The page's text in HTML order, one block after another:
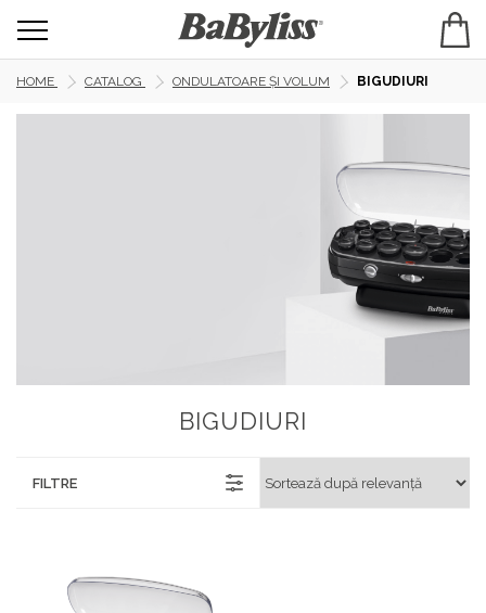
HOME CATALOG ONDULATOARE ȘI VOLUM BIGUDIURI
BIGUDIURI
FILTRE